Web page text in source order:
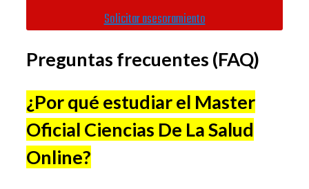
Universitat
Barcelona
Universidad
Complutense
de Madrid
https://www.ucm.es/
BUSINESS
IESE
Solicitar asesoramiento
Preguntas frecuentes (FAQ)
¿Por qué estudiar el Master
Oficial Ciencias De La Salud
Online?